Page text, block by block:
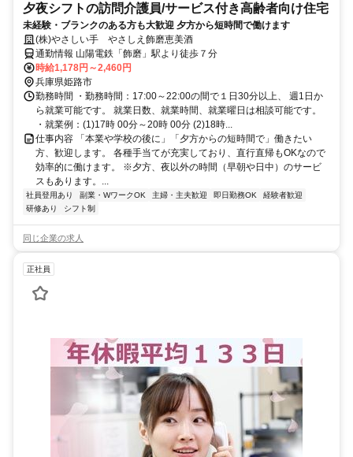
夕夜シフトの訪問介護員/サービス付き高齢者向け住宅
未経験・ブランクのある方も大歓迎 夕方から短時間で働けます
(株)やさしい手 やさしえ飾磨恵美酒
通勤情報 山陽電鉄「飾磨」駅より徒歩７分
時給1,178円～2,460円
兵庫県姫路市
勤務時間 ・勤務時間：17:00～22:00の間で１日30分以上、 週1日か
ら就業可能です。 就業日数、就業時間、就業曜日は相談可能です。
・就業例：(1)17時 00分～20時 00分 (2)18時...
仕事内容 「本業や学校の後に」「夕方からの短時間で」働きたい
方、歓迎します。 各種手当てが充実しており、直行直帰もOKなので
効率的に働けます。 ※夕方、夜以外の時間（早朝や日中）のサービ
スもあります。...
社員登用あり 副業・WワークOK 主婦・主夫歓迎 即日勤務OK
経験者歓迎
研修あり
シフト制
同じ企業の求人
正社員